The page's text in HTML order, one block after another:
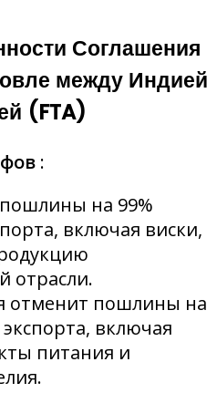
Соглашения
между Индией
(FTA)
:
на 99%
включая виски,
отрасли.
отменит пошлины на
включая
питания и